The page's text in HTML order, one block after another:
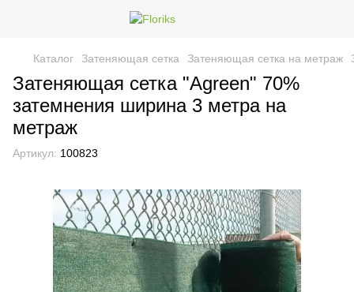
Каталог Затеняющая сетка Затеняющая сетка на метраж
Затеняющая сетка "Agreen" 70%
затемнения ширина 3 метра на
метраж
Артикул: 100823